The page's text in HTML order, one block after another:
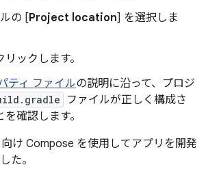
の [Project location] を選択しま
リックします。
ティ ファイルの説明に沿って、プロジ
ファイルが正しく構成さ
確認します。
向け Compose を使用してアプリを開発
た。